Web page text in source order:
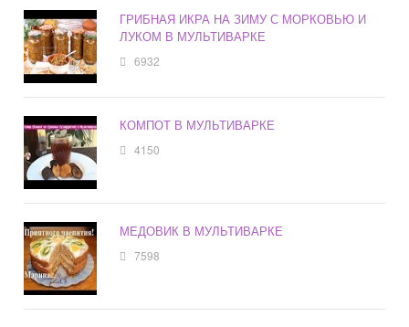
ГРИБНАЯ ИКРА НА ЗИМУ С МОРКОВЬЮ И
ЛУКОМ В МУЛЬТИВАРКЕ
6932
КОМПОТ В МУЛЬТИВАРКЕ
4150
МЕДОВИК В МУЛЬТИВАРКЕ
7598